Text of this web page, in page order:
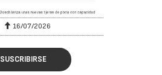
SUSCRIBIRSE